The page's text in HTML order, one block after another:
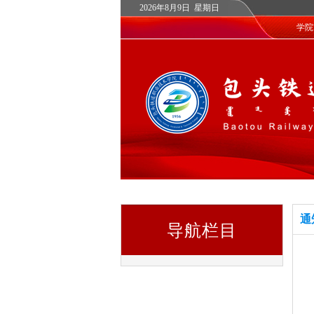
2026年8月9日 星期日
学
导航栏目
通